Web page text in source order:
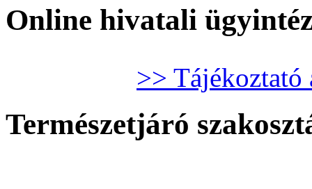
Online hivatali
>> Tájékoztató
Természetjáró